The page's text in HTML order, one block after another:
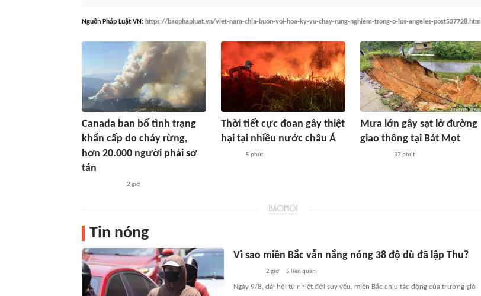
Nguồn Pháp Luật VN: https://baophapluat.vn/viet-nam-chia-buon-voi-hoa-ky-vu-chay-rung-nghiem-trong-o-los-angeles-post537728.html
Canada ban bố tình trạng
khẩn cấp do cháy rừng,
hơn 20.000 người phải sơ
tán
2 giờ
Thời tiết cực đoan gây thiệt
hại tại nhiều nước châu Á
5 phút
Mưa lớn gây sạt lở đường
giao thông tại Bát Mọt
37 phút
Tin nóng
Vì sao miền Bắc vẫn nắng nóng 38 độ dù đã lập Thu?
2 giờ 5 liên quan
Ngày 9/8, dải hội tụ nhiệt đới suy yếu, miền Bắc chịu tác động của trường gió